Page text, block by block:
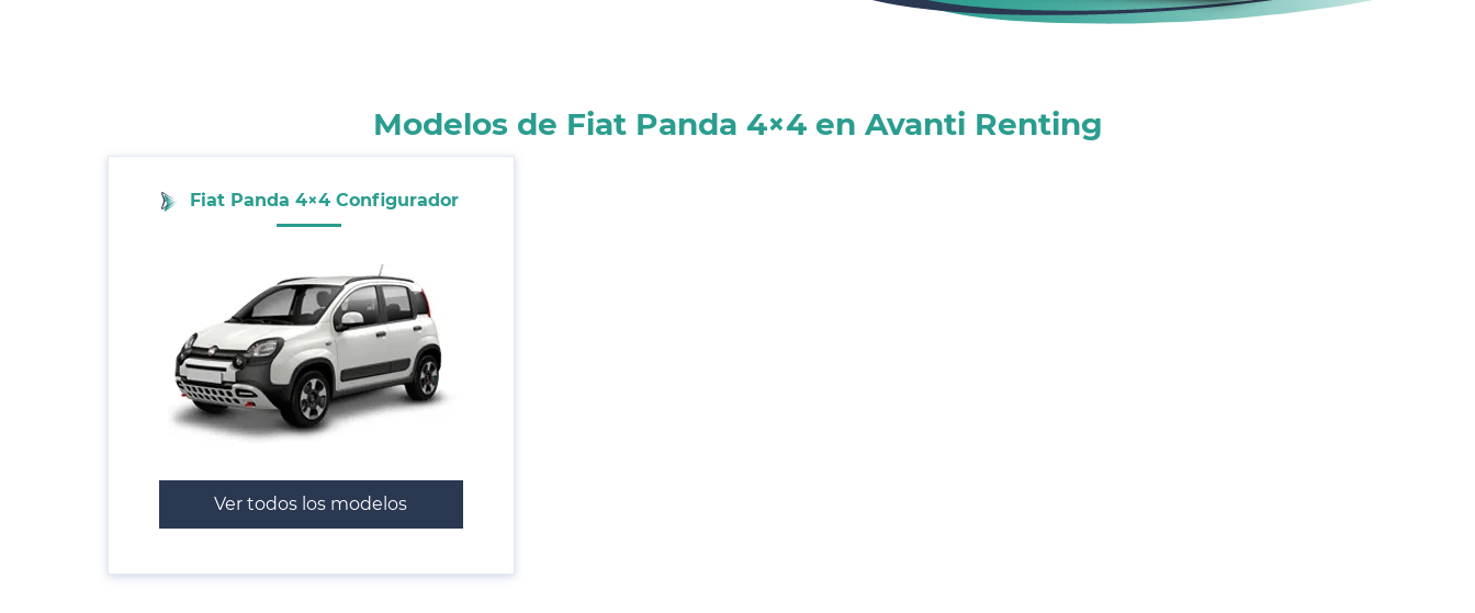
Modelos de Fiat Panda 4×4 en Avanti Renting
Fiat Panda 4×4 Configurador
Ver todos los modelos